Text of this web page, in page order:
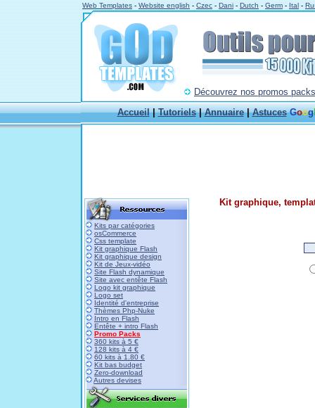
Web Templates - Website english - Czec - Dani - Dutch - Germ - Ital -
Découvrez nos promos
Accueil|Tutoriels|Annuaire|Astuces Goog
Kits par catégories
osCommerce
Css template
Kit graphique Flash
Kit graphique design
Kit de Jeux-vidéo
Site Flash dynamique
Site avec entête Flash
Logo kit graphique
Logo set
Identité d'entreprise
Thèmes Php-Nuke
Intro en Flash
Entête + intro Flash
Promo Packs
360 kits à 5 €
128 kits à 4 €
60 kits à 1.80 €
Kit bas budget
Zero-download
Autres devises
Kit graphique,